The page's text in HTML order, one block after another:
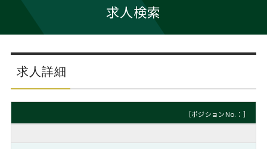
アクシアムの特長
コンサ
サービス案内 キャリ
コンサルタントの紹介
キャリア支援 TOP
キャリアデザイン講座
（最新求人市場動向）
MBAの
おわり
ステージ別アドバイス
日本か
転職ツール TOP
英文レジュメの書き方 パワー
職務経歴書の書き方
よくある面接Q&A集
転職コラム TOP
“展”職相談室
転職市場の明日をよめ
転職成功への4つの鍵
イベント・セミナー TOP
ジョブフェア
キャリアデザインセミナー
キャリアフォーラム
会社概要 TOP
沿革
主なクライアント
採用情報
求人検索
求人詳細
［ポジションNo.：］